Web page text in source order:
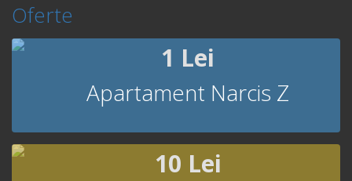
Oferte
1 Lei
Apartament Narcis Z
10 Lei